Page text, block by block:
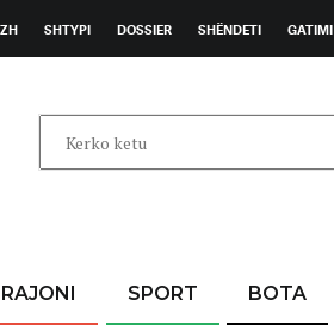
SHTYPI DOSSIER SHËNDETI GATIMI
RAJONI SPORT BOTA